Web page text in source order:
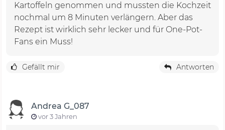
Kartoffeln genommen und mussten die Kochzeit
nochmal um 8 Minuten verlängern. Aber das
Rezept ist wirklich sehr lecker und für One-Pot-
Fans ein Muss!
Gefällt mir Antworten
Andrea G_087
vor 3 Jahren